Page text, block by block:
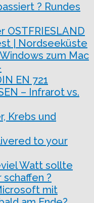
? Rundes
OSTFRIESLAND
| Nordseeküste
zum Mac
EN 721
– Infrarot vs.
Krebs und
to your
Watt sollte
?
mit